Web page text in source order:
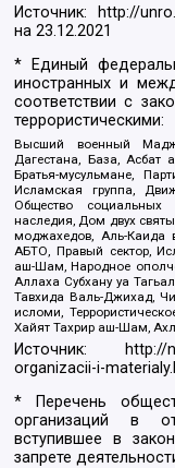
Источник: http://
на23.12.2021
* Единый
иностранных и
соответствии с
террористическими:
Высший военный
Дагестана, База, Асбат
Братья-мусульмане,
Исламская группа,
Общество социальных
наследия, Дом двух
моджахедов, Аль-Каида
АБТО, Правый сектор,
аш-Шам, Народное
Аллаха Субхану уа
Тавхида Валь-Джихад,
исломи,
Хайят Тахрир аш-Шам,
Источник:
http://
organizacii-i-
* Перечень
организаций в
вступившее в
запрете